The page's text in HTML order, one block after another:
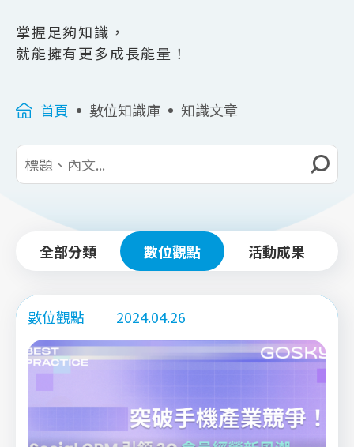
掌握足夠知識，
就能擁有更多成長能量！
首頁 數位知識庫 知識文章
全部分類 數位觀點 活動成果
數位觀點 2024.04.26